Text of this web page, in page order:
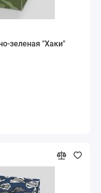
зеленая "Хаки"